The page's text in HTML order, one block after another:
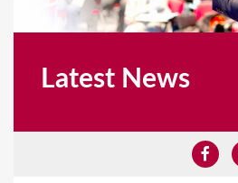
Latest News